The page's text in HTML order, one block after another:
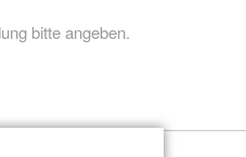
bitte angeben.